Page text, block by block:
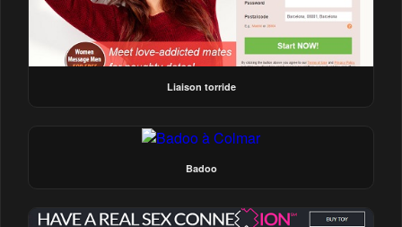
Liaison torride
Badoo